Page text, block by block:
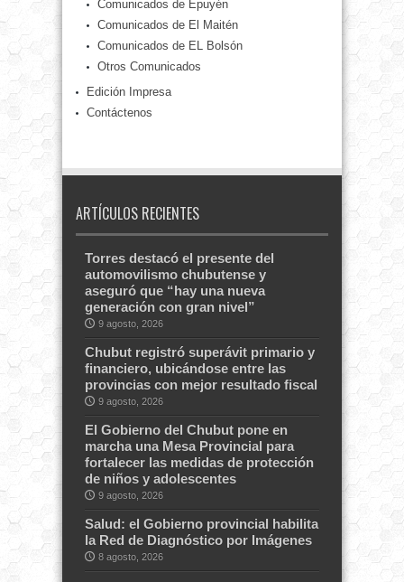
Comunicados de Epuyén
Comunicados de El Maitén
Comunicados de EL Bolsón
Otros Comunicados
Edición Impresa
Contáctenos
ARTÍCULOS RECIENTES
Torres destacó el presente del
automovilismo chubutense y
aseguró que “hay una nueva
generación con gran nivel”
9 agosto, 2026
Chubut registró superávit primario y
financiero, ubicándose entre las
provincias con mejor resultado fiscal
9 agosto, 2026
El Gobierno del Chubut pone en
marcha una Mesa Provincial para
fortalecer las medidas de protección
de niños y adolescentes
9 agosto, 2026
Salud: el Gobierno provincial habilita
la Red de Diagnóstico por Imágenes
8 agosto, 2026